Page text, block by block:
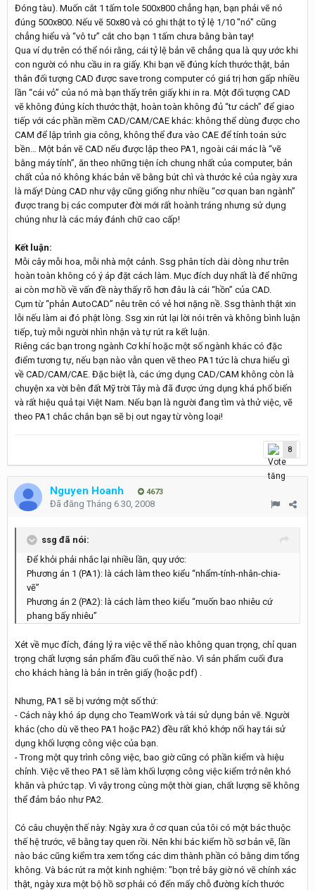
Đóng tàu). Muốn cắt 1 tấm tole 500x800 chẳng hạn, bạn phải vẽ nó
đúng 500x800. Nếu vẽ 50x80 và có ghi thật to tỷ lệ 1/10 "nó" cũng
chẳng hiểu và “vô tư” cắt cho bạn 1 tấm chưa bằng bàn tay!
Qua ví dụ trên có thể nói rằng, cái tỷ lệ bản vẽ chẳng qua là quy ước khi
con người có nhu cầu in ra giấy. Khi bạn vẽ đúng kích thước thật, bản
thân đối tượng CAD được save trong computer có giá trị hơn gấp nhiều
lần “cái vỏ” của nó mà bạn thấy trên giấy khi in ra. Một đối tượng CAD
vẽ không đúng kích thước thật, hoàn toàn không đủ “tư cách” để giao
tiếp với các phần mềm CAD/CAM/CAE khác: không thể dùng được cho
CAM để lập trình gia công, không thể đưa vào CAE để tính toán sức
bền… Một bản vẽ CAD nếu được lập theo PA1, ngoài cái mác là “vẽ
bằng máy tính”, ăn theo những tiện ích chung nhất của computer, bản
chất của nó không khác bản vẽ bằng bút chì và thước kẻ của ngày xưa
là mấy! Dùng CAD như vậy cũng giống như nhiều “cơ quan ban ngành”
được trang bị các computer đời mới rất hoành tráng nhưng sử dụng
chúng như là các máy đánh chữ cao cấp!
Kết luận:
Mỗi cây mỗi hoa, mỗi nhà một cảnh. Ssg phân tích dài dòng như trên
hoàn toàn không có ý áp đặt cách làm. Mục đích duy nhất là để những
ai còn mơ hồ về vấn đề này thấy rõ hơn đâu là cái “hồn” của CAD.
Cụm từ “phản AutoCAD” nêu trên có vẻ hơi nặng nề. Ssg thành thật xin
lỗi nếu làm ai đó phật lòng. Ssg xin rút lại lời nói trên và không bình luận
tiếp, tuỳ mỗi người nhìn nhận và tự rút ra kết luận.
Riêng các bạn trong ngành Cơ khí hoặc một số ngành khác có đặc
điểm tương tự, nếu bạn nào vẫn quen vẽ theo PA1 tức là chưa hiểu gì
về CAD/CAM/CAE. Đặc biệt là, các ứng dụng CAD/CAM không còn là
chuyện xa vời bên đất Mỹ trời Tây mà đã được ứng dụng khá phổ biến
và rất hiệu quả tại Việt Nam. Nếu bạn là người đang tìm và thử việc, vẽ
theo PA1 chắc chắn bạn sẽ bị out ngay từ vòng loại!
8
Nguyen Hoanh 4673
Đã đăng Tháng 6 30, 2008
ssg đã nói:
Để khỏi phải nhắc lại nhiều lần, quy ước:
Phương án 1 (PA1): là cách làm theo kiểu “nhẩm-tính-nhân-chia-
vẽ”
Phương án 2 (PA2): là cách làm theo kiểu “muốn bao nhiêu cứ
phang bấy nhiêu”
Xét về mục đích, đáng lý ra việc vẽ thế nào không quan trọng, chỉ quan
trọng chất lượng sản phẩm đầu cuối thế nào. Vì sản phẩm cuối đưa
cho khách hàng là bản in trên giấy (hoặc pdf) .
Nhưng, PA1 sẽ bị vướng một số thứ:
- Cách này khó áp dụng cho TeamWork và tái sử dụng bản vẽ. Người
khác (cho dù vẽ theo PA1 hoặc PA2) đều rất khó khớp nối hay tái sử
dụng khối lượng công việc của bạn.
- Trong một quy trình công việc, bao giờ cũng có phần kiểm và hiệu
chỉnh. Việc vẽ theo PA1 sẽ làm khối lượng công việc kiểm trở nên khó
khăn và phức tạp. Vì vậy trong cùng một thời gian, chất lượng sẽ không
thể đảm bảo như PA2.
Có câu chuyện thế này: Ngày xưa ở cơ quan của tôi có một bác thuộc
thế hệ trước, vẽ bằng tay quen rồi. Nên khi bác kiểm hồ sơ bản vẽ, lần
nào bác cũng kiểm tra xem tổng các dim thành phần có bằng dim tổng
không. Và bác rút ra một kinh nghiệm: "bọn trẻ bây giờ nó vẽ chính xác
thật, ngày xưa một bộ hồ sơ phải có đến mấy chỗ đường kích thước